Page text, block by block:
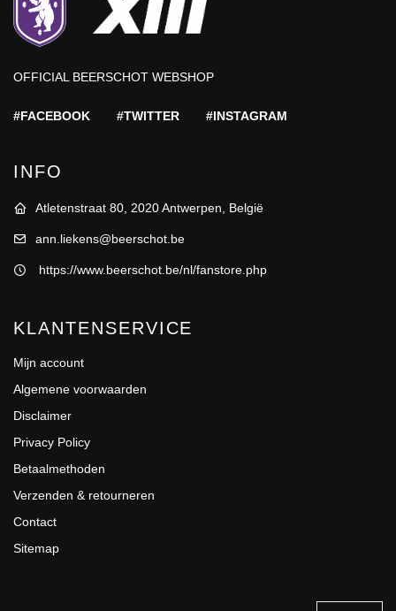
OFFICIAL BEERSCHOT WEBSHOP
#FACEBOOK #TWITTER #INSTAGRAM
INFO
Atletenstraat 80, 2020 Antwerpen, België
ann.liekens@beerschot.be
https://www.beerschot.be/nl/fanstore.php
KLANTENSERVICE
Mijn account
Algemene voorwaarden
Disclaimer
Privacy Policy
Betaalmethoden
Verzenden & retourneren
Contact
Sitemap